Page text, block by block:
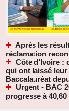
Après les
réclamation
Côte d’Ivoire :
qui ont laissé
Baccalauréat
Urgent - BAC
progresse à